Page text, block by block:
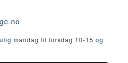
mandag til torsdag 10-15 og